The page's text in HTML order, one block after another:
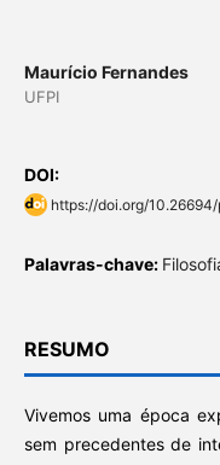
Maurício Fernandes
UFPI
DOI:
https://doi.org/
Palavras-chave:
RESUMO
Vivemos uma época
sem precedentes de